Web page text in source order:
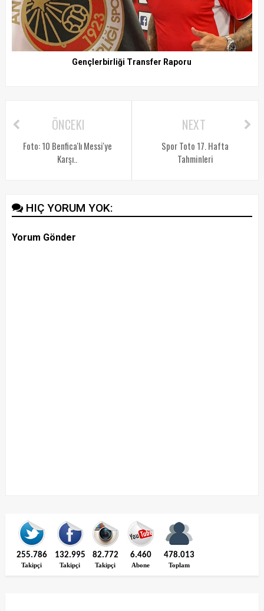
Gençlerbirliği Transfer Raporu
NEXT
Spor Toto 17. Hafta
Tahminleri
ÖNCEKI
Foto: 10 Benfica'lı Messi'ye
Karşı..
HIÇ YORUM YOK:
Yorum Gönder
255.786
Takipçi
132.995
Takipçi
82.772
Takipçi
6.460
Abone
478.013
Toplam